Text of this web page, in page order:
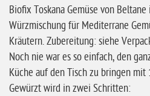
ohne Knoblauch
ohne Sellerie
glutenfrei
ohne
Sonnenblumen
Biofix Toskana Gemüse von
Würzmischung für Mediterrane
Kräutern. Zubereitung: siehe
Noch nie war es so einfach, den
Küche auf den Tisch zu bringen
Gewürzt wird in zwei Schritten: